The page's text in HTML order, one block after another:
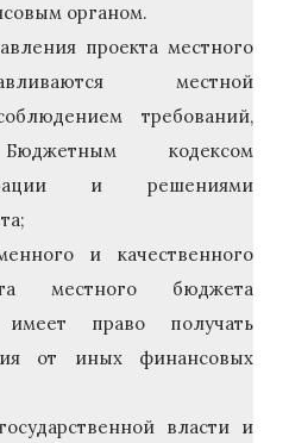
органом.
проекта местного
местной
требований,
кодексом
и решениями
и качественного
местного бюджета
право получать
от иных финансовых
власти и